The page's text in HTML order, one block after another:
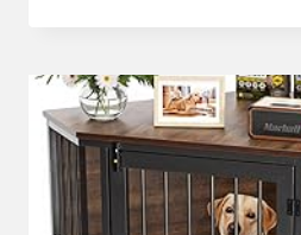
CM,
METALL
HUNDEKÄFIG
MIT
2